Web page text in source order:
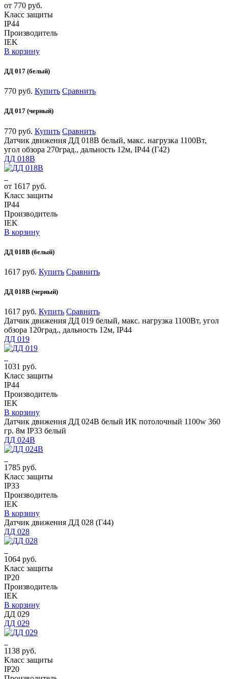
от 770 руб.
Класс защиты
IP44
Производитель
IEK
В корзину
ДД 017 (белый)
770 руб. Купить Сравнить
ДД 017 (черный)
770 руб. Купить Сравнить
Датчик движения ДД 018В белый, макс. нагрузка 1100Вт,
угол обзора 270град., дальность 12м, IP44 (Г42)
ДД 018В
от 1617 руб.
Класс защиты
IP44
Производитель
IEK
В корзину
ДД 018В (белый)
1617 руб. Купить Сравнить
ДД 018В (черный)
1617 руб. Купить Сравнить
Датчик движения ДД 019 белый, макс. нагрузка 1100Вт, угол
обзора 120град., дальность 12м, IP44
ДД 019
1031 руб.
Класс защиты
IP44
Производитель
IEK
В корзину
Датчик движения ДД 024В белый ИК потолочный 1100w 360
гр. 8м IP33 белый
ДД 024В
1785 руб.
Класс защиты
IP33
Производитель
IEK
В корзину
Датчик движения ДД 028 (Г44)
ДД 028
1064 руб.
Класс защиты
IP20
Производитель
IEK
В корзину
ДД 029
ДД 029
1138 руб.
Класс защиты
IP20